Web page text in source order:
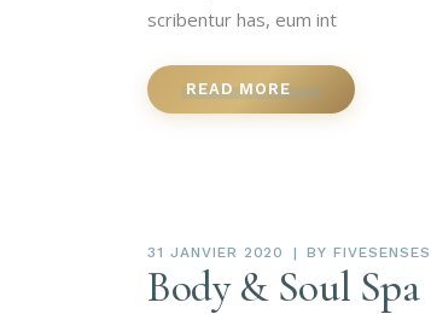
scribentur has, eum int
READ MORE
31 JANVIER 2020 BY FIVESENSES
Body & Soul Spa